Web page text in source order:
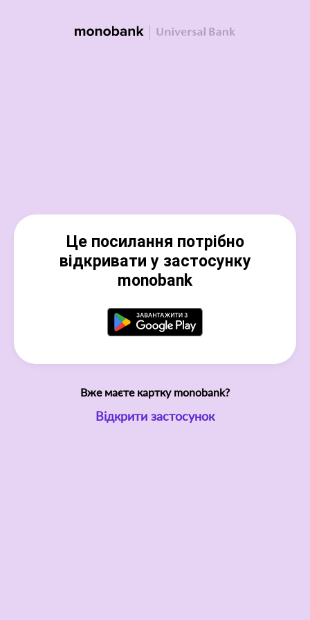
Це посилання потрібно
відкривати у застосунку
monobank
Вже маєте картку monobank?
Відкрити застосунок